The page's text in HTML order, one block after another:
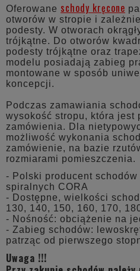
Oferowane schody kręcone
otworów w stropie i
podesty. W otworach
trójkątne. Do otworów
podesty trójkątne oraz
modelu posiadają zabieg
montowane w sposób
koncepcji.
Podczas zamawiania
wysokość stropu, która jest
zamówienia. Dla
możliwość wykonania
zamówienie, na bazie
rozmiarami pomieszczenia.
- Polski producent
spiralnych CORA
- Dostępne, wielkości
130, 140, 150, 160, 170,
- Nośność: obciążenie na
- Zabieg schodów:
patrząc od pierwszego
Uwaga !!!